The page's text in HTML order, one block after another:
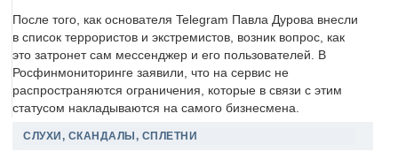
После того, как основателя Telegram Павла Дурова внесли
в список террористов и экстремистов, возник вопрос, как
это затронет сам мессенджер и его пользователей. В
Росфинмониторинге заявили, что на сервис не
распространяются ограничения, которые в связи с этим
статусом накладываются на самого бизнесмена.
СЛУХИ, СКАНДАЛЫ, СПЛЕТНИ